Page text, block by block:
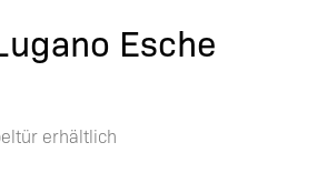
Esche
erhältlich